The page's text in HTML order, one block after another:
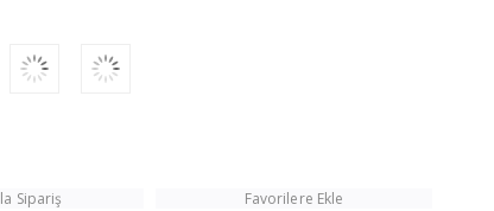
Sipariş
Favorilere Ekle